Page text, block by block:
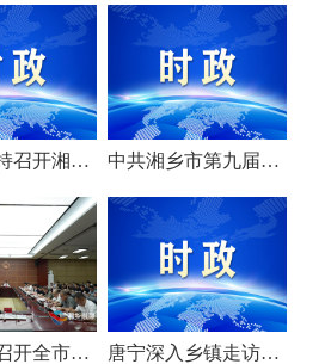
谭何龙主持召开湘乡市第九届市委常委会（扩大）会议 中共湘乡市第九届委员会举行第一次全体会议 选举产生新一届市委常委班子
唐宁主持召开全市安全生产工作会议 唐宁深入乡镇走访调研